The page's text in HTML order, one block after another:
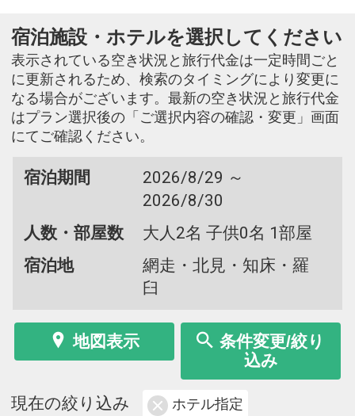
宿泊施設・ホテルを選択してください
表示されている空き状況と旅行代金は一定時間ごと
に更新されるため、検索のタイミングにより変更に
なる場合がございます。最新の空き状況と旅行代金
はプラン選択後の「ご選択内容の確認・変更」画面
にてご確認ください。
宿泊期間
2026/8/29 ～
2026/8/30
人数・部屋数
大人2名 子供0名 1部屋
宿泊地
網走・北見・知床・羅
臼
地図表示
条件変更/絞り
込み
現在の絞り込み ホテル指定